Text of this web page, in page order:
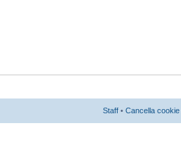
Staff • Cancella cookie